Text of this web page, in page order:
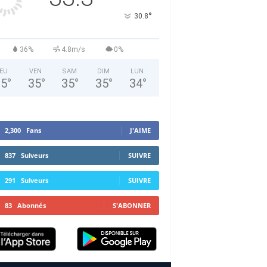
30.8°
36% 4.8m/s 0%
°
VEN
35°
SAM
35°
DIM
35°
LUN
34°
2,300 Fans J'AIME
837 Suiveurs SUIVRE
291 Suiveurs SUIVRE
83 Abonnés S'ABONNER